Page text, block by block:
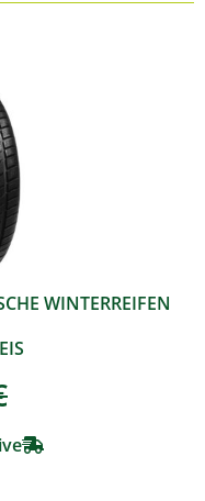
WINTERREIFEN